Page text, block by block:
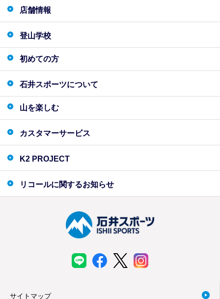
店舗情報
登山学校
初めての方
石井スポーツについて
山を楽しむ
カスタマーサービス
K2 PROJECT
リコールに関するお知らせ
サイトマップ